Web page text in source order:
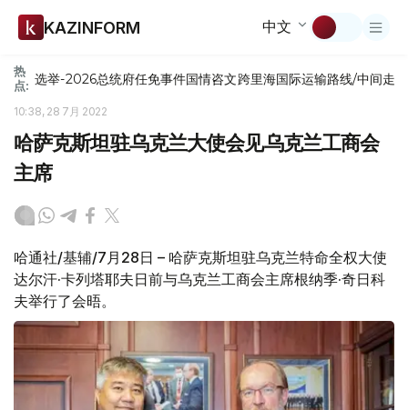
KAZINFORM 中文
热
点: 选举-2026总统府任免事件国情咨文跨里海国际运输路线/中间走廊
10:38, 28 7月 2022
哈萨克斯坦驻乌克兰大使会见乌克兰工商会
主席
哈通社/基辅/7月28日 – 哈萨克斯坦驻乌克兰特命全权大使
达尔汗·卡列塔耶夫日前与乌克兰工商会主席根纳季·奇日科
夫举行了会晤。